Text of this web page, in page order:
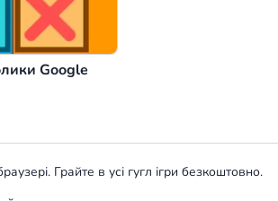
Google
Грайте в усі гугл ігри безкоштовно.